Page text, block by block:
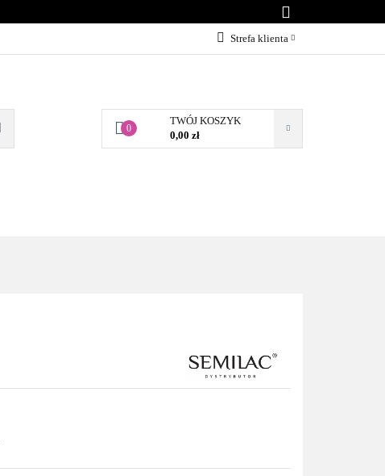
Strefa klienta
Dodaj zgłoszenie
Zgody cookies
0
TWÓJ KOSZYK
0,00 zł